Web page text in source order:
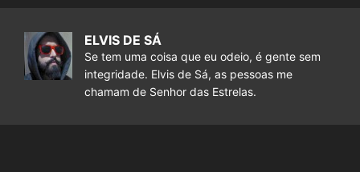
ELVIS DE SÁ
Se tem uma coisa que eu odeio, é gente sem
integridade. Elvis de Sá, as pessoas me
chamam de Senhor das Estrelas.